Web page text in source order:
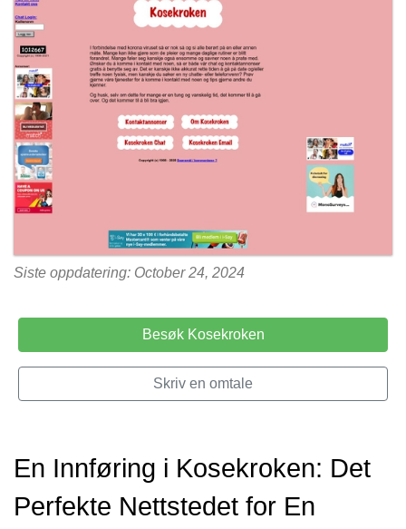
Siste oppdatering: October 24, 2024
Besøk Kosekroken
Skriv en omtale
En Innføring i Kosekroken: Det
Perfekte Nettstedet for En